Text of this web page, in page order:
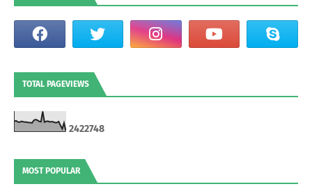
TOTAL PAGEVIEWS
2422748
MOST POPULAR